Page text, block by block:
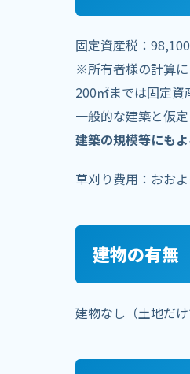
固定資産税：
※所有者様の計算に
200㎡までは固定資
一般的な建築と仮
建築の規模等にも
草刈り費用：おお
建物の有無
建物なし（土地だけ